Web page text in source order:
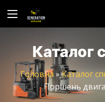
Каталог
Головна»Каталог
Поршень